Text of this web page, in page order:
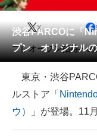
動物
会員記事
メディア
注目記事を集めた総
ITの今と未来を見通
スマホと通信の最新
渋谷PARCOに「
プン オリジナル
X
プレオープン招待へ
東京・渋谷
ルストア「
ウ）
」が登場。11